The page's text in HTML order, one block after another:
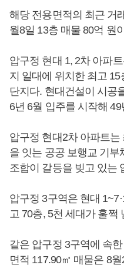
해당 전용면적의 최근 거
월8일 13층 매물 80억 원
압구정 현대 1, 2차 아파
지 일대에 위치한 최고 15
단지다. 현대건설이 시공
6년 6월 입주를 시작해
압구정 현대2차 아파트
을 잇는 공공 보행교 기
조합이 갈등을 빚고 있는
압구정 3구역은 현대
고 70층, 5천 세대가 훌쩍
같은 압구정 3구역에 속
면적 117.90㎡ 매물은 8